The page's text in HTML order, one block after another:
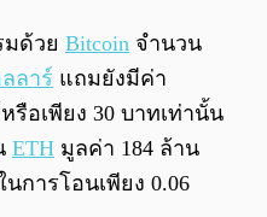
มด้วย Bitcoin จำนวน
ลาร์ แถมยังมีค่า
รือเพียง 30 บาทเท่านั้น
ETH มูลค่า 184 ล้าน
การโอนเพียง 0.06